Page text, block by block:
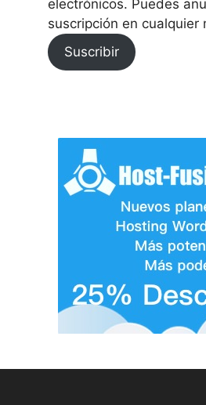
electrónicos. Puedes
suscripción en cualquier
Suscribir